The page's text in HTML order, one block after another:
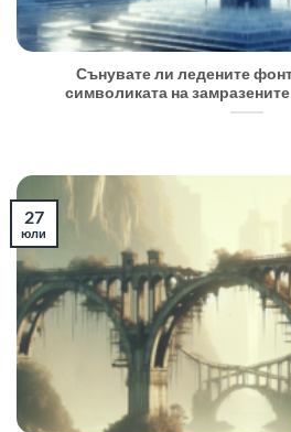
Сънувате ли ледените
символиката на
27
юли